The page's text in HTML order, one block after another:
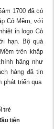
1700 đã có
Cỏ Mềm, với
in logo Cỏ
hạn. Bộ quà
trên khắp
hãng như
hàng đã tin
phát triển qua
trẻ
tiên